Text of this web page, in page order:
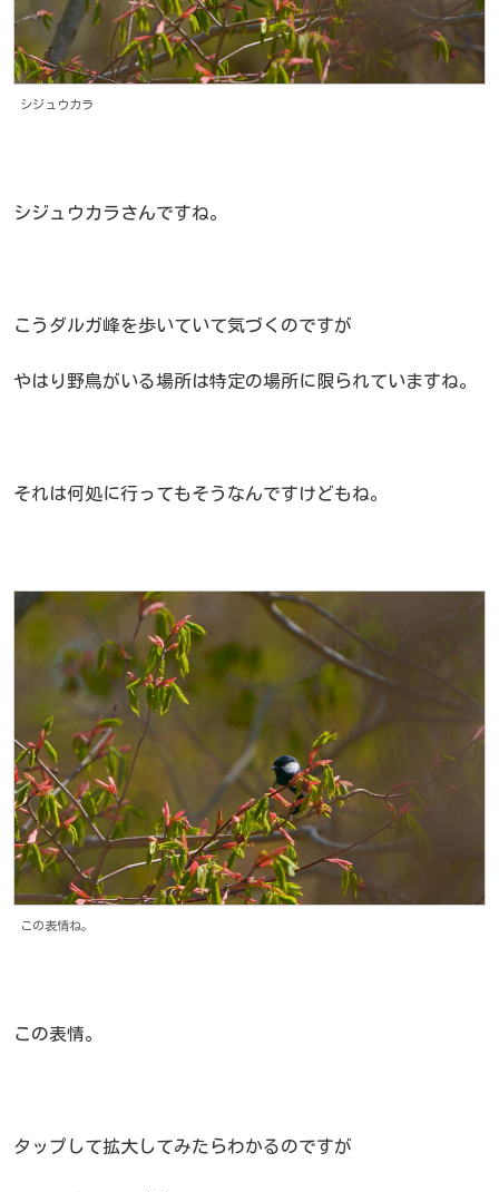
シジュウカラ
シジュウカラさんですね。
こうダルガ峰を歩いていて気づくのですが
やはり野鳥がいる場所は特定の場所に限られていますね。
それは何処に行ってもそうなんですけどもね。
この表情ね。
この表情。
タップして拡大してみたらわかるのですが